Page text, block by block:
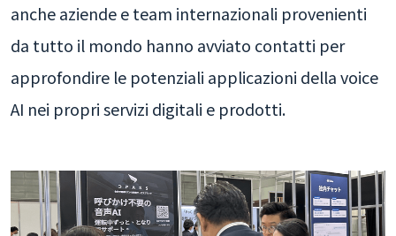
anche aziende e team internazionali provenienti
da tutto il mondo hanno avviato contatti per
approfondire le potenziali applicazioni della voice
AI nei propri servizi digitali e prodotti.